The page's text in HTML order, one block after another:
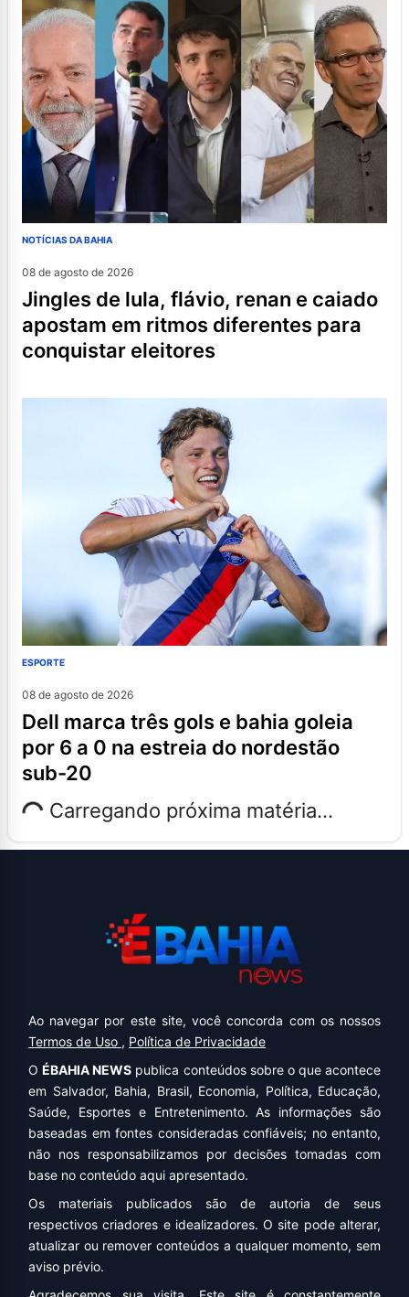
NOTÍCIAS DA BAHIA
08 de agosto de 2026
jingles de lula, flávio, renan e caiado
apostam em ritmos diferentes para
conquistar eleitores
ESPORTE
08 de agosto de 2026
dell marca três gols e bahia goleia
por 6 a 0 na estreia do nordestão
sub-20
Carregando próxima matéria...
Ao navegar por este site, você concorda com os nossos
Termos de Uso , Política de Privacidade
OÉBAHIA NEWS publica conteúdos sobre o que acontece
em Salvador, Bahia, Brasil, Economia, Política, Educação,
Saúde, Esportes e Entretenimento. As informações são
baseadas em fontes consideradas confiáveis; no entanto,
não nos responsabilizamos por decisões tomadas com
base no conteúdo aqui apresentado.
Os materiais publicados são de autoria de seus
respectivos criadores e idealizadores. O site pode alterar,
atualizar ou remover conteúdos a qualquer momento, sem
aviso prévio.